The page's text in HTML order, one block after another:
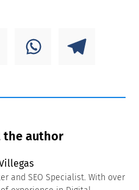
the author
and SEO Specialist. With over